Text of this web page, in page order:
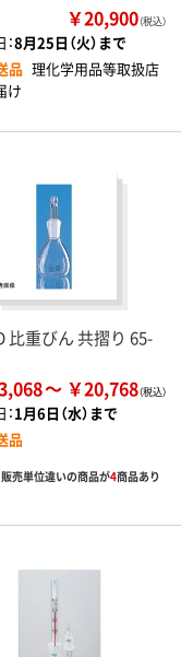
￥20,900（税込）
8月25日（火）まで
品 理化学用品等取扱店
け
比重びん 共摺り 65-
￥20,768
1月6日（水）まで
品
販売単位違いの商品が4商品あり